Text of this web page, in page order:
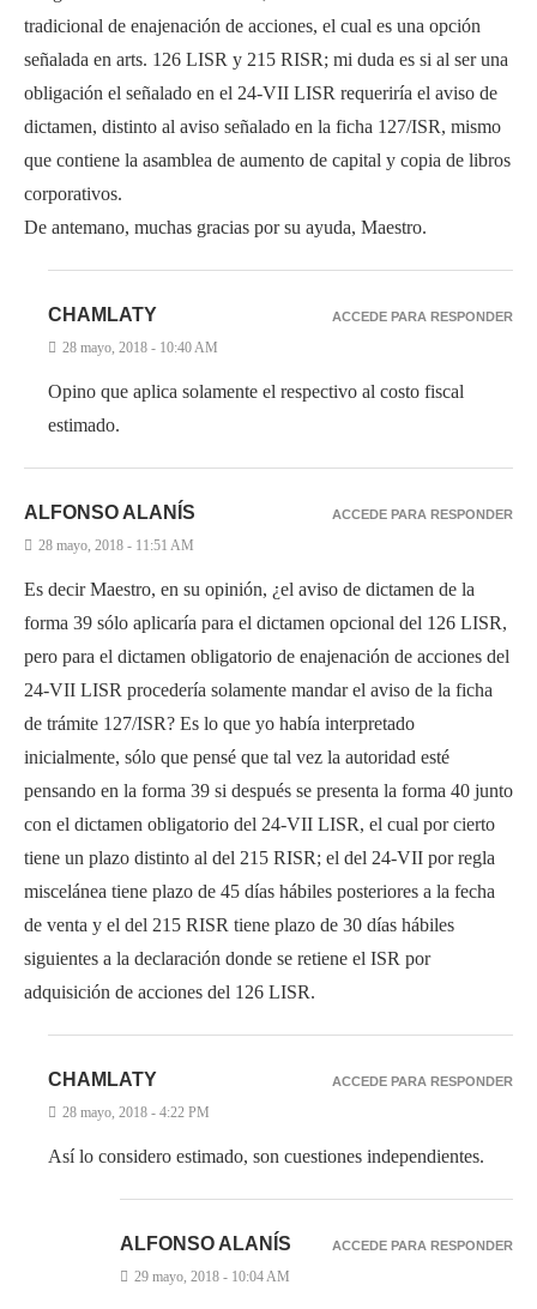
tradicional de enajenación de acciones, el cual es una opción
señalada en arts. 126 LISR y 215 RISR; mi duda es si al ser una
obligación el señalado en el 24-VII LISR requeriría el aviso de
dictamen, distinto al aviso señalado en la ficha 127/ISR, mismo
que contiene la asamblea de aumento de capital y copia de libros
corporativos.
De antemano, muchas gracias por su ayuda, Maestro.
CHAMLATY
28 mayo, 2018 - 10:40 AM
Opino que aplica solamente el respectivo al costo fiscal
estimado.
ACCEDE PARA RESPONDER
ALFONSO ALANÍS
28 mayo, 2018 - 11:51 AM
Es decir Maestro, en su opinión, ¿el aviso de dictamen de la
forma 39 sólo aplicaría para el dictamen opcional del 126 LISR,
pero para el dictamen obligatorio de enajenación de acciones del
24-VII LISR procedería solamente mandar el aviso de la ficha
de trámite 127/ISR? Es lo que yo había interpretado
inicialmente, sólo que pensé que tal vez la autoridad esté
pensando en la forma 39 si después se presenta la forma 40 junto
con el dictamen obligatorio del 24-VII LISR, el cual por cierto
tiene un plazo distinto al del 215 RISR; el del 24-VII por regla
miscelánea tiene plazo de 45 días hábiles posteriores a la fecha
de venta y el del 215 RISR tiene plazo de 30 días hábiles
siguientes a la declaración donde se retiene el ISR por
adquisición de acciones del 126 LISR.
ACCEDE PARA RESPONDER
CHAMLATY
28 mayo, 2018 - 4:22 PM
Así lo considero estimado, son cuestiones independientes.
ACCEDE PARA RESPONDER
ALFONSO ALANÍS
29 mayo, 2018 - 10:04 AM
ACCEDE PARA RESPONDER